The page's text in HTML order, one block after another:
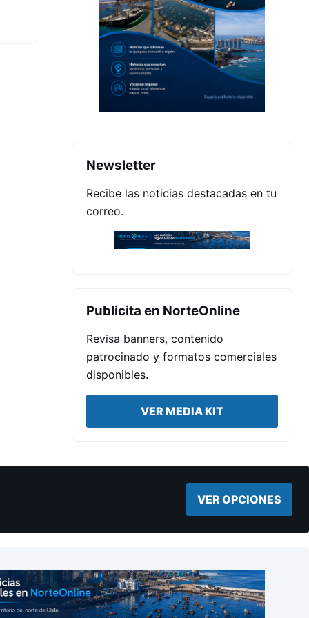
Newsletter
Recibe las noticias destacadas en tu
correo.
Publicita en NorteOnline
Revisa banners, contenido
patrocinado y formatos comerciales
disponibles.
VER MEDIA KIT
VER OPCIONES